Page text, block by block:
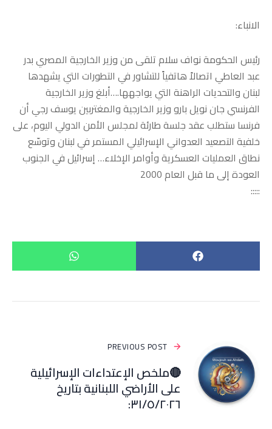
الانباء:
رئيس الحكومة نواف سلام تلقى من وزير الخارجية المصري بدر
عبد العاطي اتصالاً هاتفياً للتشاور في التطورات التي يشهدها
لبنان والتحديات الراهنة التي يواجهها.…أبلغ وزير الخارجية
الفرنسي جان نويل بارو وزير الخارجية والمغتربين يوسف رجي أن
فرنسا ستطلب عقد جلسة طارئة لمجلس الأمن الدولي اليوم، على
خلفية التصعيد العدواني الإسرائيلي المستمر في لبنان وتوسّع
نطاق العمليات العسكرية وأوامر الإخلاء… إسرائيل في الجنوب
العودة إلى ما قبل العام 2000
:::::
PREVIOUS POST
🔴ملخص الإعتداءات الإسرائيلية
على الأراضي اللبنانية بتاريخ
٣١/٥/٢٠٢٦: